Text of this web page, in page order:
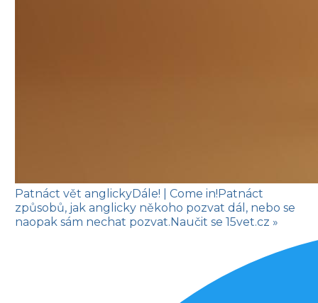
Patnáct vět anglickyDále! | Come in!Patnáct
způsobů, jak anglicky někoho pozvat dál, nebo se
naopak sám nechat pozvat.Naučit se 15vet.cz »